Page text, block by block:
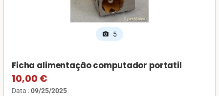
photo_camera 5
Ficha alimentação computador portatil
10,00 €
Data :09/25/2025